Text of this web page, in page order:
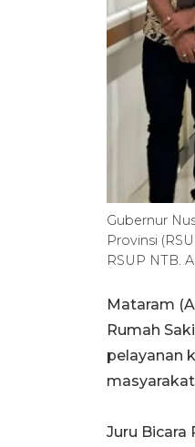
Gubernur
Provinsi
RSUP NTB.
Mataram
Rumah
pelayanan
Juru Bicara